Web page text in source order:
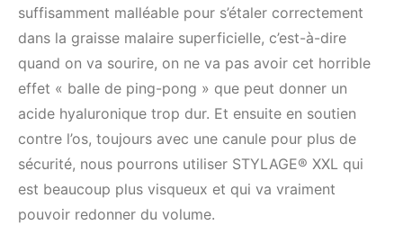
suffisamment malléable pour s’étaler correctement
dans la graisse malaire superficielle, c’est-à-dire
quand on va sourire, on ne va pas avoir cet horrible
effet « balle de ping-pong » que peut donner un
acide hyaluronique trop dur. Et ensuite en soutien
contre l’os, toujours avec une canule pour plus de
sécurité, nous pourrons utiliser STYLAGE® XXL qui
est beaucoup plus visqueux et qui va vraiment
pouvoir redonner du volume.